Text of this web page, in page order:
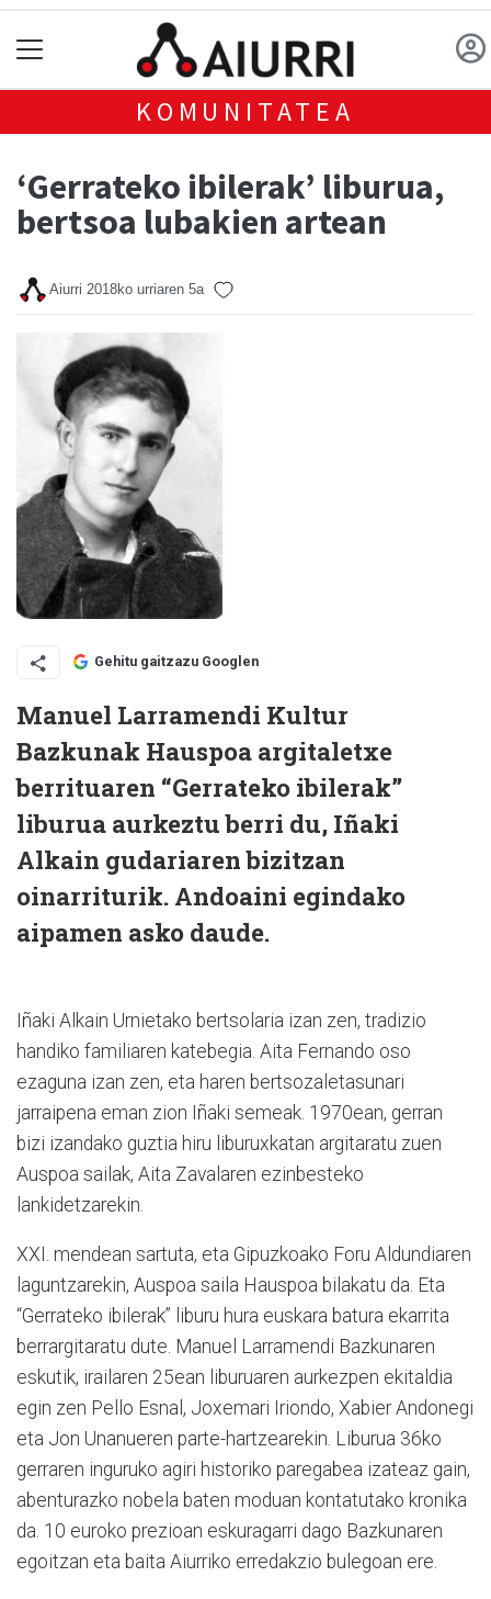
KOMUNITATEA
‘Gerrateko ibilerak’ liburua,
bertsoa lubakien artean
Aiurri 2018ko urriaren 5a
Gehitu gaitzazu Googlen
Manuel Larramendi Kultur
Bazkunak Hauspoa argitaletxe
berrituaren “Gerrateko ibilerak”
liburua aurkeztu berri du, Iñaki
Alkain gudariaren bizitzan
oinarriturik. Andoaini egindako
aipamen asko daude.
Iñaki Alkain Urnietako bertsolaria izan zen, tradizio
handiko familiaren katebegia. Aita Fernando oso
ezaguna izan zen, eta haren bertsozaletasunari
jarraipena eman zion Iñaki semeak. 1970ean, gerran
bizi izandako guztia hiru liburuxkatan argitaratu zuen
Auspoa sailak, Aita Zavalaren ezinbesteko
lankidetzarekin.
XXI. mendean sartuta, eta Gipuzkoako Foru Aldundiaren
laguntzarekin, Auspoa saila Hauspoa bilakatu da. Eta
“Gerrateko ibilerak” liburu hura euskara batura ekarrita
berrargitaratu dute. Manuel Larramendi Bazkunaren
eskutik, irailaren 25ean liburuaren aurkezpen ekitaldia
egin zen Pello Esnal, Joxemari Iriondo, Xabier Andonegi
eta Jon Unanueren parte-hartzearekin. Liburua 36ko
gerraren inguruko agiri historiko paregabea izateaz gain,
abenturazko nobela baten moduan kontatutako kronika
da. 10 euroko prezioan eskuragarri dago Bazkunaren
egoitzan eta baita Aiurriko erredakzio bulegoan ere.